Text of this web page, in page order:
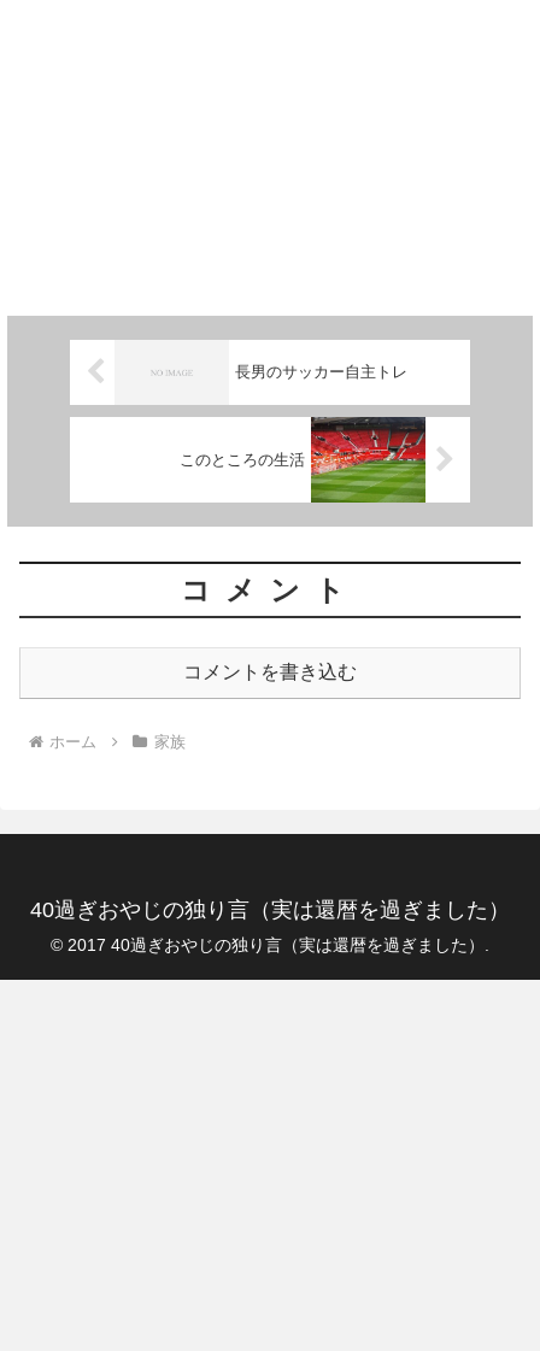
長男のサッカー自主トレ
このところの生活
コメント
コメントを書き込む
ホーム 家族
40過ぎおやじの独り言（実は還暦を過ぎました）
© 2017 40過ぎおやじの独り言（実は還暦を過ぎました）.